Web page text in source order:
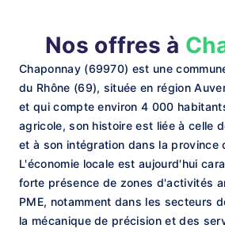
Nos offres à
Chaponnay (69970) est une
du Rhône (69), située en région
et qui compte environ 4 000
agricole, son histoire est liée à celle
et à son intégration dans la province
L'économie locale est aujourd'hui
forte présence de zones d'activités
PME, notamment dans les secteurs
la mécanique de précision et des